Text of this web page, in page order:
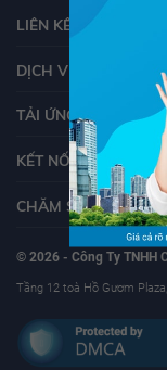
LIÊN KẾT
DỊCH VỤ KHÁCH
TẢI ỨNG DỤNG
KẾT NỐI VỚI
CHĂM SÓC KHÁCH
© 2026 - Công Ty TNHH
Tầng 12 toà Hồ Gươm